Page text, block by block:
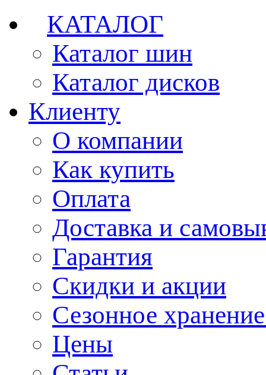
КАТАЛОГ
Каталог шин
Каталог дисков
Клиенту
О компании
Как купить
Оплата
Доставка и
Гарантия
Скидки и акции
Сезонное
Цены